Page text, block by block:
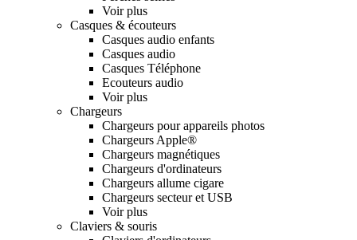
Voir plus
Casques & écouteurs
Casques audio enfants
Casques audio
Casques Téléphone
Ecouteurs audio
Voir plus
Chargeurs
Chargeurs pour appareils photos
Chargeurs Apple®
Chargeurs magnétiques
Chargeurs d'ordinateurs
Chargeurs allume cigare
Chargeurs secteur et USB
Voir plus
Claviers & souris